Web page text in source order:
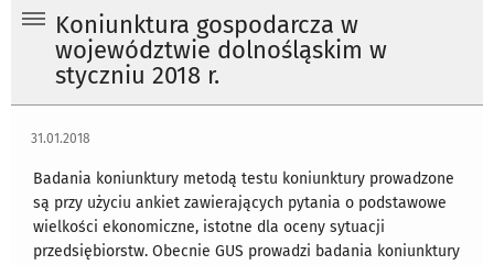
Koniunktura gospodarcza w
województwie dolnośląskim w
styczniu 2018 r.
31.01.2018
Badania koniunktury metodą testu koniunktury prowadzone
są przy użyciu ankiet zawierających pytania o podstawowe
wielkości ekonomiczne, istotne dla oceny sytuacji
przedsiębiorstw. Obecnie GUS prowadzi badania koniunktury